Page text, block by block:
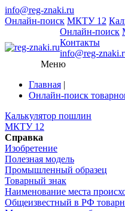
info@reg-znaki.ru
Онлайн-поиск МКТУ 12
Онлайн-поиск
Контакты
info@reg-
Меню
Главная |
Онлайн-поиск
Калькулятор пошлин
МКТУ 12
Справка
Изобретение
Полезная модель
Промышленный образец
Товарный знак
Наименование места
Общеизвестный в РФ